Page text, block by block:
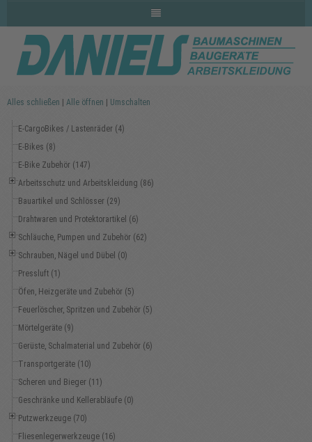
Alles schließen Alle öffnen Umschalten
E-CargoBikes / Lastenräder (4)
E-Bikes (8)
E-Bike Zubehör (147)
Arbeitsschutz und Arbeitskleidung (86)
Bauartikel und Schlösser (29)
Drahtwaren und Protektorartikel (6)
Schläuche, Pumpen und Zubehör (62)
Schrauben, Nägel und Dübel (0)
Pressluft (1)
Öfen, Heizgeräte und Zubehör (5)
Feuerlöscher, Spritzen und Zubehör (5)
Mörtelgeräte (9)
Gerüste, Schalmaterial und Zubehör (6)
Transportgeräte (10)
Scheren und Bieger (11)
Geschränke und Kellerabläufe (0)
Putzwerkzeuge (70)
Fliesenlegerwerkzeuge (16)